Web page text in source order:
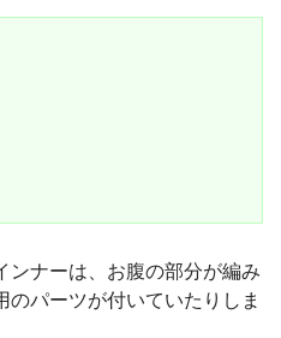
ンナーは、お腹の部分が編み
のパーツが付いていたりしま